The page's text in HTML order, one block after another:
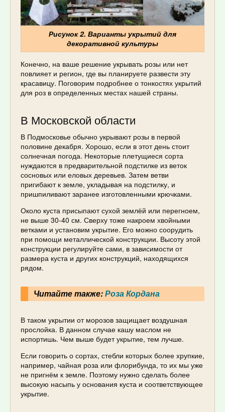
Рисунок 2. Варианты укрытий для
декоративной культуры
Конечно, на ваше решение укрывать розы или нет
повлияет и регион, где вы планируете развести эту
красавицу. Поговорим подробнее о тонкостях укрытий
для роз в определенных местах нашей страны.
В Московской области
В Подмосковье обычно укрывают розы в первой
половине декабря. Хорошо, если в этот день стоит
солнечная погода. Некоторые плетущиеся сорта
нуждаются в предварительной подстилке из веток
сосновых или еловых деревьев. Затем ветви
пригибают к земле, укладывая на подстилку, и
пришпиливают заранее изготовленными крючками.
Около куста присыпают сухой землёй или перегноем,
не выше 30-40 см. Сверху тоже накроем хвойными
ветками и установим укрытие. Его можно соорудить
при помощи металлической конструкции. Высоту этой
конструкции регулируйте сами, в зависимости от
размера куста и других конструкций, находящихся
рядом.
Читайте также:Роза Кордана
В таком укрытии от морозов защищает воздушная
прослойка. В данном случае кашу маслом не
испортишь. Чем выше будет укрытие, тем лучше.
Если говорить о сортах, стебли которых более хрупкие,
например, чайная роза или флорибунда, то их мы уже
не пригнём к земле. Поэтому нужно сделать более
высокую насыпь у основания куста и соответствующее
укрытие.